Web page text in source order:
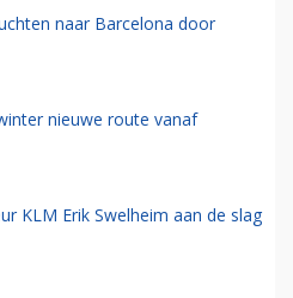
naar Barcelona door
nieuwe route vanaf
KLM Erik Swelheim aan de slag